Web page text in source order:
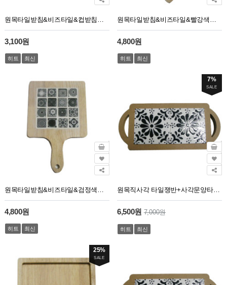
3,100원
히트 최신
4,800원
히트 최신
4,800원
히트 최신
7%
SALE
원목직사각 타일쟁반+사각문양타일 (약28.7x13cm)
6,500원7,000원
히트 최신
25%
SALE